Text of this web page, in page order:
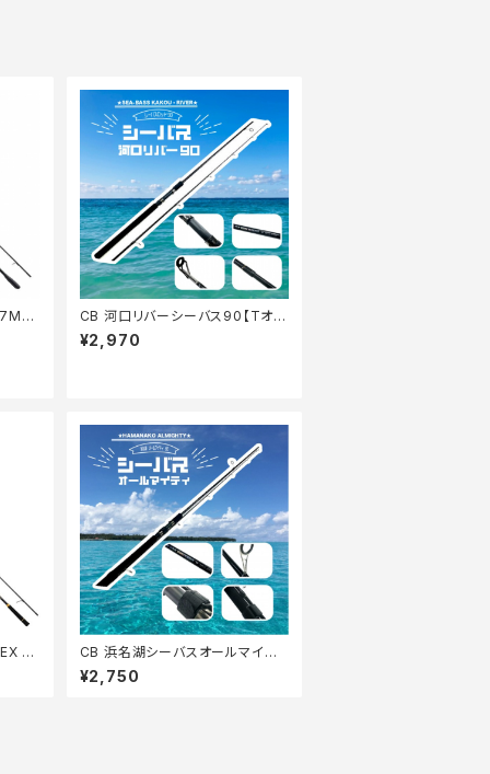
CB 河口リバーシーバス90【Tオ
リ】
¥2,970
A
CB 浜名湖シーバスオールマイティ
86【Tオリ】
¥2,750